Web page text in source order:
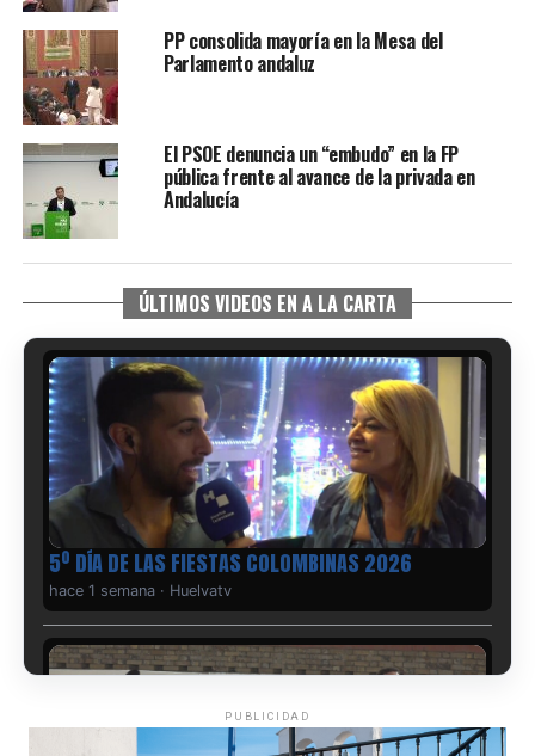
PP consolida mayoría en la Mesa del
Parlamento andaluz
El PSOE denuncia un “embudo” en la FP
pública frente al avance de la privada en
Andalucía
ÚLTIMOS VIDEOS EN A LA CARTA
5º DÍA DE LAS FIESTAS COLOMBINAS 2026
hace 1 semana · Huelvatv
PUBLICIDAD